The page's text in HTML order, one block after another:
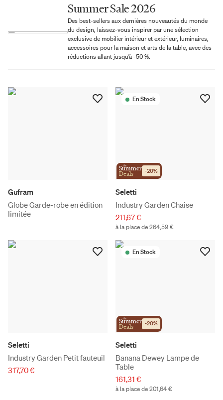
Summer Sale 2026
Des best-sellers aux dernières nouveautés du monde
du design, laissez-vous inspirer par une sélection
exclusive de mobilier intérieur et extérieur, luminaires,
accessoires pour la maison et arts de la table, avec des
réductions allant jusqu’à -50 %.
Gufram
Globe Garde-robe en édition
limitée
En Stock
the
Summer
Deals -20%
Seletti
Industry Garden Chaise
211,67 €
à la place de 264,59 €
Seletti
Industry Garden Petit fauteuil
317,70 €
En Stock
the
Summer
Deals -20%
Seletti
Banana Dewey Lampe de
Table
161,31 €
à la place de 201,64 €